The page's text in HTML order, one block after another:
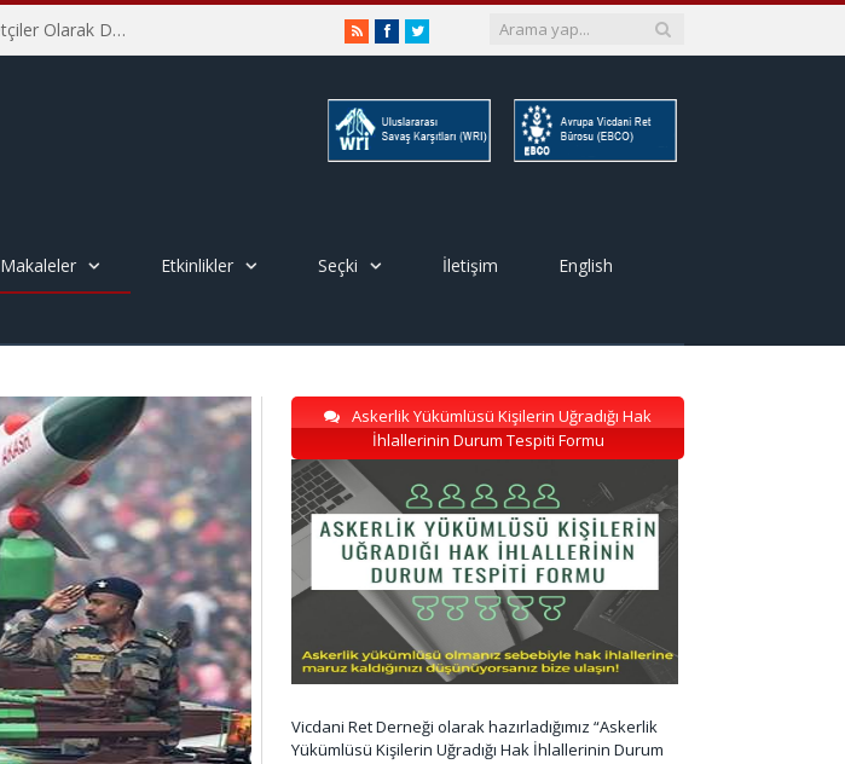
İHD İstanbul Şube Vicdani Ret Komisyonu: Vicdani Retçiler Olarak Destek İçin Buradayız! RSSFacebookTwitter
Makaleler Etkinlikler Seçki İletişim English
Askerlik Yükümlüsü Kişilerin Uğradığı Hak
İhlallerinin Durum Tespiti Formu
Vicdani Ret Derneği olarak hazırladığımız “Askerlik
Yükümlüsü Kişilerin Uğradığı Hak İhlallerinin Durum